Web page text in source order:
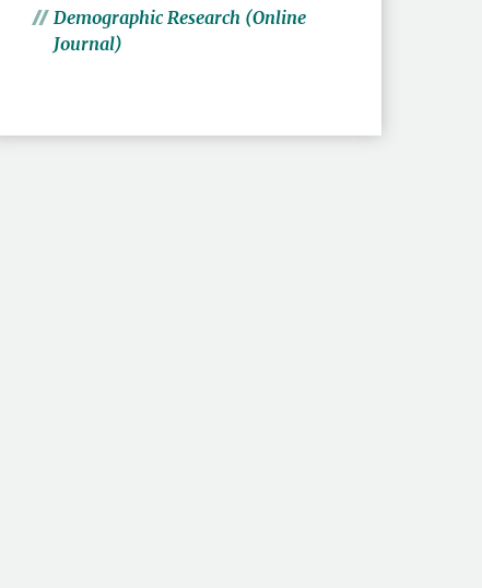
Demographic Research (Online
Journal)